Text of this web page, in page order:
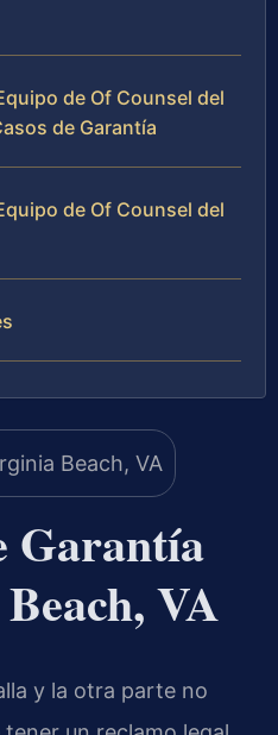
de Of Counsel del
de Garantía
de Of Counsel del
Garantía
VA
y la otra parte no